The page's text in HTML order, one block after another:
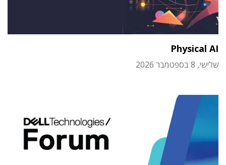
Physical AI
שלישי, 8 בספטמבר 2026